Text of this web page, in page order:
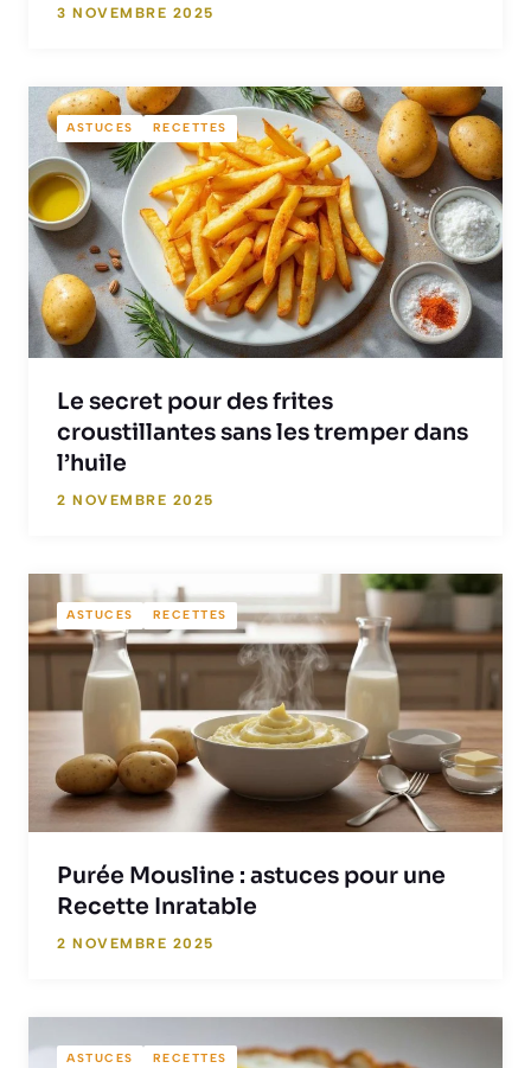
3 NOVEMBRE 2025
ASTUCES RECETTES
Le secret pour des frites
croustillantes sans les tremper dans
l’huile
2 NOVEMBRE 2025
ASTUCES RECETTES
Purée Mousline : astuces pour une
Recette Inratable
2 NOVEMBRE 2025
ASTUCES RECETTES